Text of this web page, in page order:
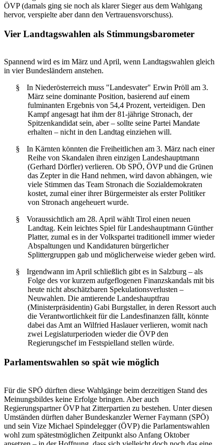
ÖVP (damals ging sie noch als klarer Sieger aus dem Wahlgang
hervor, verspielte aber dann den Vertrauensvorschuss).
Vier Landtagswahlen als Stimmungsbarometer
Spannend wird es im März und April, wenn Landtagswahlen gleich
in vier Bundesländern anstehen.
§
In Niederösterreich muss "Landesvater" Erwin Pröll am 3.
März seine dominante Position, basierend auf einem
fulminanten Ergebnis von 54,4 Prozent, verteidigen. Den
Kampf angesagt hat ihm der 81-jährige Stronach, der
Spitzenkandidat sein, aber – sollte seine Partei Mandate
erhalten – nicht in den Landtag einziehen will.
§
In Kärnten könnten die Freiheitlichen am 3. März nach einer
Reihe von Skandalen ihren einzigen Landeshauptmann
(Gerhard Dörfler) verlieren. Ob SPÖ, ÖVP und die Grünen
das Zepter in die Hand nehmen, wird davon abhängen, wie
viele Stimmen das Team Stronach die Sozialdemokraten
kostet, zumal einer ihrer Bürgermeister als erster Politiker
von Stronach angeheuert wurde.
§
Voraussichtlich am 28. April wählt Tirol einen neuen
Landtag. Kein leichtes Spiel für Landeshauptmann Günther
Platter, zumal es in der Volkspartei traditionell immer wieder
Abspaltungen und Kandidaturen bürgerlicher
Splittergruppen gab und möglicherweise wieder geben wird.
§
Irgendwann im April schließlich gibt es in Salzburg – als
Folge des vor kurzem aufgeflogenen Finanzskandals mit bis
heute nicht abschätzbaren Spekulationsverlusten –
Neuwahlen. Die amtierende Landeshauptfrau
(Ministerpräsidentin) Gabi Burgstaller, in deren Ressort auch
die Verantwortlichkeit für die Landesfinanzen fällt, könnte
dabei das Amt an Wilfried Haslauer verlieren, womit nach
zwei Legislaturperioden wieder die ÖVP den
Regierungschef im Festspielland stellen würde.
Parlamentswahlen so spät wie möglich
Für die SPÖ dürften diese Wahlgänge beim derzeitigen Stand des
Meinungsbildes keine Erfolge bringen. Aber auch
Regierungspartner ÖVP hat Zitterpartien zu bestehen. Unter diesen
Umständen dürften daher Bundeskanzler Werner Faymann (SPÖ)
und sein Vize Michael Spindelegger (ÖVP) die Parlamentswahlen
wohl zum spätestmöglichen Zeitpunkt also Anfang Oktober